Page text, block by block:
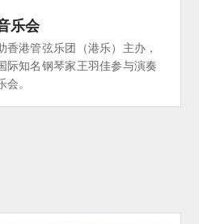
乐会
香港管弦乐团（港乐）主办，
际知名钢琴家王羽佳参与演奏
。